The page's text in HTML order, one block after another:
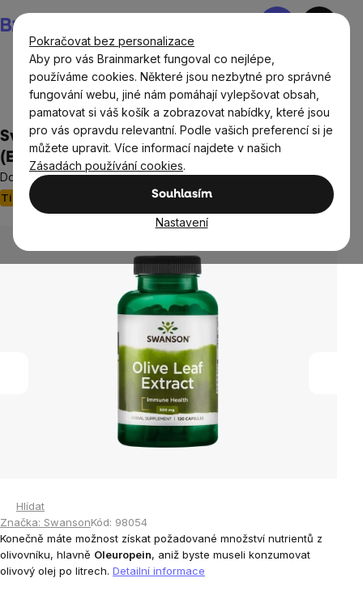
Pokračovat bez personalizace
Aby pro vás Brainmarket fungoval co nejlépe,
používáme cookies. Některé jsou nezbytné pro správné
fungování webu, jiné nám pomáhají vylepšovat obsah,
pamatovat si váš košík a zobrazovat nabídky, které jsou
pro vás opravdu relevantní. Podle vašich preferencí si je
můžete upravit. Více informací najdete v našich
Zásadách používání cookies.
Souhlasím
Nastavení
na
obsah
Nákupní
Cíle
Swanson Olive Leaf Extract 500mg
(Extrakt z olivových listů), 120 kapslí
Doplněk stravy
Tip
Průměrné
je
Hlídat
Značka: SwansonKód: 98054
Konečně máte možnost získat požadované množství nutrientů z
olivovníku, hlavně Oleuropein, aniž byste museli konzumovat
olivový olej po litrech. Detailní informace